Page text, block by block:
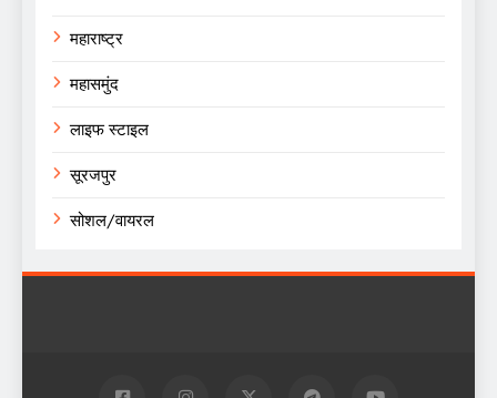
महाराष्ट्र
महासमुंद
लाइफ स्टाइल
सूरजपुर
सोशल/वायरल